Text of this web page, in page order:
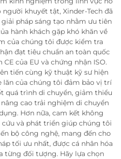
khuyết tật, Xinder-Tech đã
pháp sáng tạo nhằm ưu tiên
hành khách gặp khó khăn về
của chúng tôi được kiểm tra
đạt tiêu chuẩn an toàn quốc
của EU và chứng nhận ISO.
tiến cùng kỹ thuật kỹ sư hiện
lăn của chúng tôi đảm bảo vị trí
quá trình di chuyển, giảm thiểu
cao trải nghiệm di chuyển
Hơn nữa, cam kết không
và phát triển giúp chúng tôi
bộ công nghệ, mang đến cho
tối ưu nhất, được cá nhân hóa
từng đối tượng. Hãy lựa chọn